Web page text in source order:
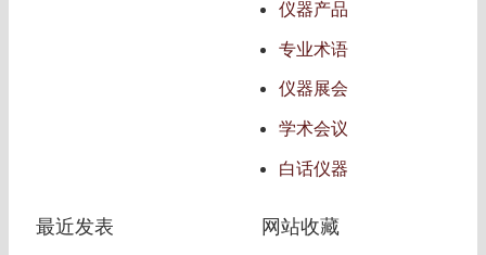
仪器产品
专业术语
仪器展会
学术会议
白话仪器
最近发表 网站收藏